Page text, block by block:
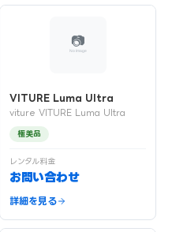
VITURE Luma Ultra
viture VITURE Luma Ultra
極美品
レンタル料金
お問い合わせ
詳細を見る